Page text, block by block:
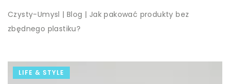
Czysty-Umysl |Blog | Jak pakować produkty bez
zbędnego plastiku?
LIFE & STYLE